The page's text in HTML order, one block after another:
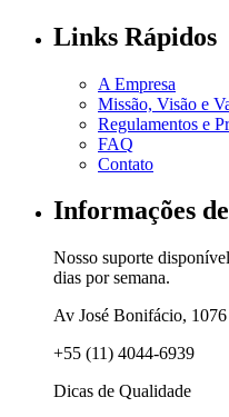
Links Rápidos
A Empresa
Missão, Visão e
Regulamentos e
FAQ
Contato
Informações
Nosso suporte
dias por semana.
Av José Bonifácio,
+55 (11) 4044-6939
Dicas de Qualidade